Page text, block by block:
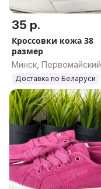
35 р.
Кроссовки кожа 38
размер
Минск, Первомайский
Доставка по Беларуси